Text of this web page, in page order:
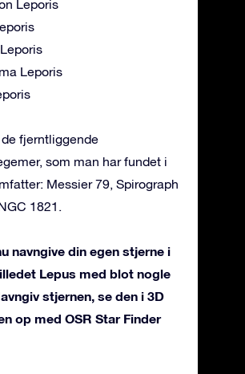
Leporis
Leporis
fjerntliggende
som man har fundet i
Messier 79, Spirograph
1821.
navngive din egen stjerne i
Lepus med blot nogle
stjernen, se den i 3D
op med OSR Star Finder